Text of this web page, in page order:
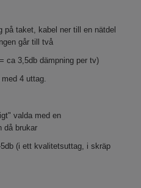
på taket, kabel ner till en nätdel
går till två
ca 3,5db dämpning per tv)
4 uttag.
valda med en
då brukar
(i ett kvalitetsuttag, i skräp